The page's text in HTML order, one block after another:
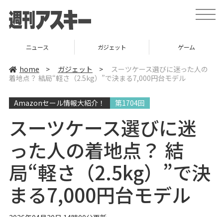
t
o
v
ニュース ガジェット ゲーム
home > ガジェット >
スーツケース選びに迷った人の
着地点？ 結局“軽さ（2.5kg）”で決まる7,000円台モデル
Amazonセール情報大紹介！ 第1704回
スーツケース選びに迷
った人の着地点？ 結
局“軽さ（2.5kg）”で決
まる7,000円台モデル